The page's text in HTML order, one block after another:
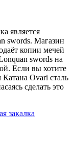
является
swords. Магазин
копии мечей
swords на
Если вы хотите
Ovari сталь
сделать это
закалка